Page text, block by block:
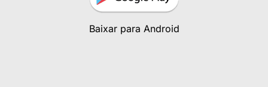
Baixar para Android